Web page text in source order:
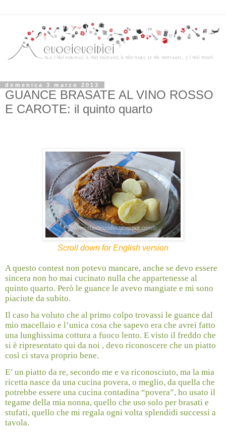
domenica 3 marzo 2013
GUANCE BRASATE AL VINO ROSSO
E CAROTE: il quinto quarto
Scroll down for English version
A questo contest non potevo mancare, anche se devo essere
sincera non ho mai cucinato nulla che appartenesse al
quinto quarto. Però le guance le avevo mangiate e mi sono
piaciute da subito.
Il caso ha voluto che al primo colpo trovassi le guance dal
mio macellaio e l’unica cosa che sapevo era che avrei fatto
una lunghissima cottura a fuoco lento. E visto il freddo che
si è ripresentato qui da noi , devo riconoscere che un piatto
così ci stava proprio bene.
E’ un piatto da re, secondo me e va riconosciuto, ma la mia
ricetta nasce da una cucina povera, o meglio, da quella che
potrebbe essere una cucina contadina “povera”, ho usato il
tegame della mia nonna, quello che uso solo per brasati e
stufati, quello che mi regala ogni volta splendidi successi a
tavola.